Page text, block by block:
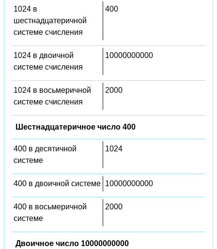
1024 в
шестнадцатеричной
системе счисления
400
1024 в двоичной
системе счисления
10000000000
1024 в восьмеричной
системе счисления
2000
Шестнадцатеричное число 400
400 в десятичной
системе
1024
400 в двоичной системе 10000000000
400 в восьмеричной
системе
2000
Двоичное число 10000000000